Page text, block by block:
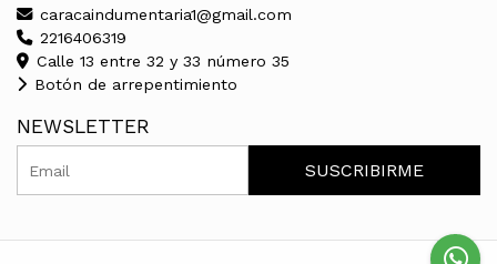
caracaindumentaria1@gmail.com
2216406319
Calle 13 entre 32 y 33 número 35
Botón de arrepentimiento
NEWSLETTER
SUSCRIBIRME